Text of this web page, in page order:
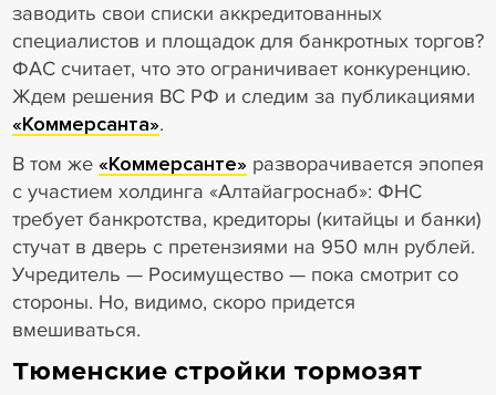
заводить свои списки аккредитованных
специалистов и площадок для банкротных торгов?
ФАС считает, что это ограничивает конкуренцию.
Ждем решения ВС РФ и следим за публикациями
«Коммерсанта».
В том же «Коммерсанте» разворачивается эпопея
с участием холдинга «Алтайагроснаб»: ФНС
требует банкротства, кредиторы (китайцы и банки)
стучат в дверь с претензиями на 950 млн рублей.
Учредитель — Росимущество — пока смотрит со
стороны. Но, видимо, скоро придется
вмешиваться.
Тюменские стройки тормозят